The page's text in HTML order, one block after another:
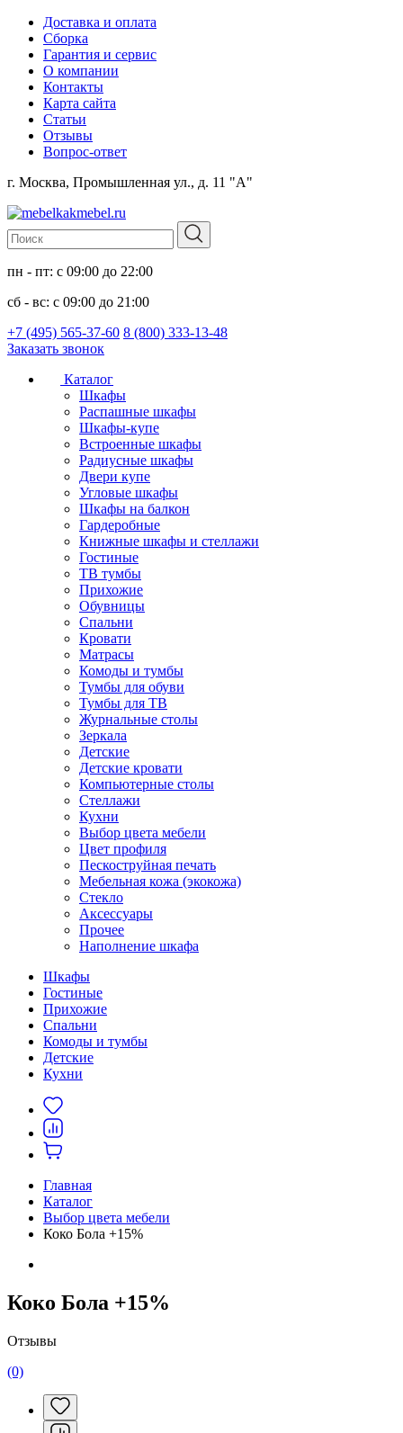
Доставка и оплата
Сборка
Гарантия и сервис
О компании
Контакты
Карта сайта
Статьи
Отзывы
Вопрос-ответ
г. Москва, Промышленная ул., д. 11 "А"
пн - пт: с 09:00 до 22:00
сб - вс: с 09:00 до 21:00
+7 (495) 565-37-60 8 (800) 333-13-48
Заказать звонок
Каталог
Шкафы
Распашные шкафы
Шкафы-купе
Встроенные шкафы
Радиусные шкафы
Двери купе
Угловые шкафы
Шкафы на балкон
Гардеробные
Книжные шкафы и стеллажи
Гостиные
ТВ тумбы
Прихожие
Обувницы
Спальни
Кровати
Матрасы
Комоды и тумбы
Тумбы для обуви
Тумбы для ТВ
Журнальные столы
Зеркала
Детские
Детские кровати
Компьютерные столы
Стеллажи
Кухни
Выбор цвета мебели
Цвет профиля
Пескоструйная печать
Мебельная кожа (экокожа)
Стекло
Аксессуары
Прочее
Наполнение шкафа
Шкафы
Гостиные
Прихожие
Спальни
Комоды и тумбы
Детские
Кухни
Главная
Каталог
Выбор цвета мебели
Коко Бола +15%
Коко Бола +15%
Отзывы
(0)